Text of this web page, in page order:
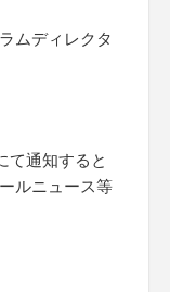
ムディレクタ
て通知すると
ルニュース等